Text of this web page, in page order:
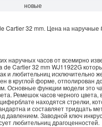
новые
Cartier 32 mm. Цена на наручные
часов от всемирно
Cartier 32 mm WJ11922G
и любительниц исключительно
в круглой форме, отполирован
Основные функции модели это
Ремешок часов черного
находятся стрелки,
и составляет тридцать
давлением. Заводной ключ
любительниц драгоценностей.